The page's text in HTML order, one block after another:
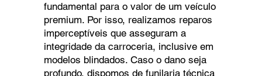
fundamental para o valor de um veículo
premium. Por isso, realizamos reparos
imperceptíveis que asseguram a
integridade da carroceria, inclusive em
modelos blindados. Caso o dano seja
profundo, dispomos de funilariatécnica